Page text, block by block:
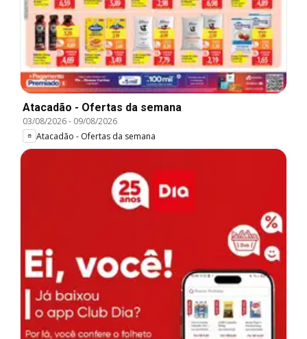
Atacadão - Ofertas da semana
03/08/2026- 09/08/2026
Atacadão - Ofertas da semana